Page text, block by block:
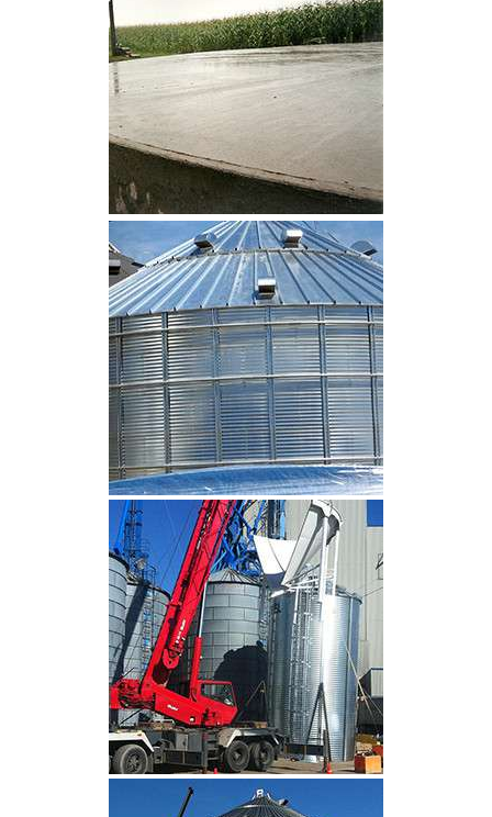
CLIQUEZ POUR AGRANDIR
CLIQUEZ POUR AGRANDIR
CLIQUEZ POUR AGRANDIR